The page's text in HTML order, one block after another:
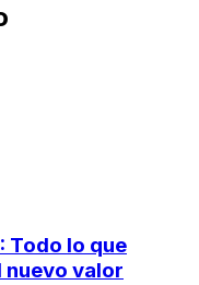
Todo lo que
nuevo valor